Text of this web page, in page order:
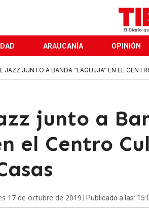
ARAUCANÍA OPINIÓN
JAZZ JUNTO A BANDA “LAGUJJA” EN EL
junto a
el Centro
17 de octubre de 2019 | Publicado a las: